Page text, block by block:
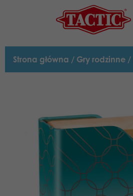
Strona główna / Gry rodzinne /